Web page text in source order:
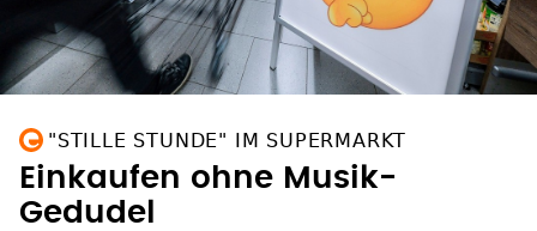
"STILLE STUNDE" IM SUPERMARKT
Einkaufen ohne Musik-
Gedudel